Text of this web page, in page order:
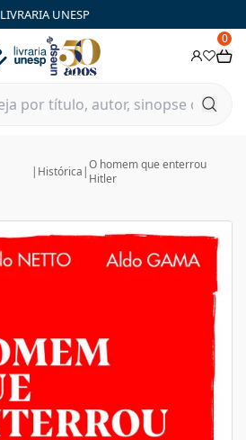
LIVRARIA UNESP
0
| Histórica |O homem que enterrou
Hitler